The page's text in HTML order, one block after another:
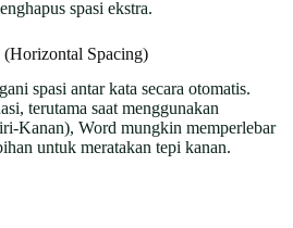
spasi ekstra.
(Horizontal Spacing)
spasi antar kata secara otomatis.
terutama saat menggunakan
Kanan), Word mungkin memperlebar
untuk meratakan tepi kanan.